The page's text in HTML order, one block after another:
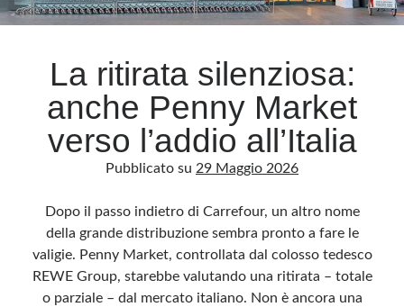
La ritirata silenziosa:
anche Penny Market
verso l’addio all’Italia
Pubblicato su 29 Maggio 2026
Dopo il passo indietro di Carrefour, un altro nome
della grande distribuzione sembra pronto a fare le
valigie. Penny Market, controllata dal colosso tedesco
REWE Group, starebbe valutando una ritirata – totale
o parziale – dal mercato italiano. Non è ancora una